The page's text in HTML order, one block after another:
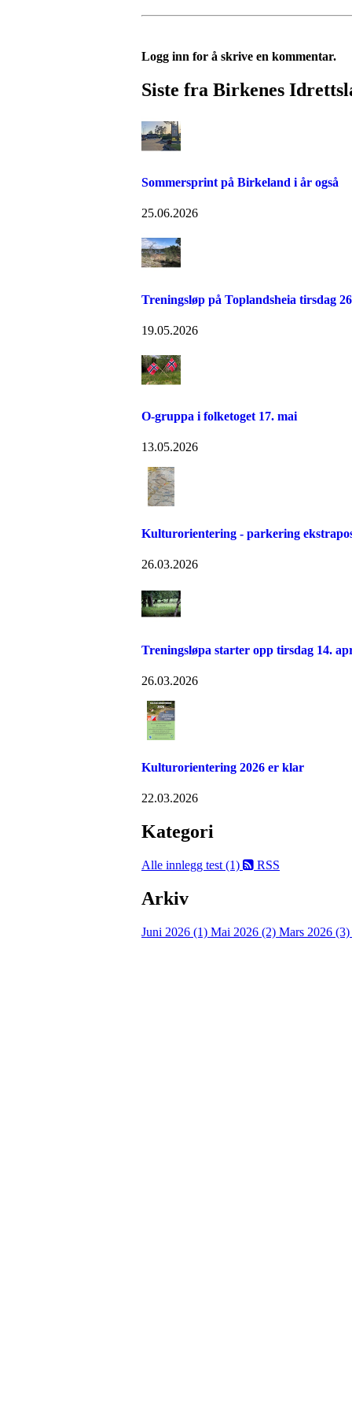
Logg inn for å skrive en kommentar.
Siste fra Birkenes
Sommersprint på Birkeland i år også
25.06.2026
Treningsløp på Toplandsheia tirsdag
19.05.2026
O-gruppa i folketoget 17. mai
13.05.2026
Kulturorientering - parkering
26.03.2026
Treningsløpa starter opp tirsdag 14.
26.03.2026
Kulturorientering 2026 er klar
22.03.2026
Kategori
Alle innlegg test (1) RSS
Arkiv
Juni 2026 (1) Mai 2026 (2) Mars 2026 (3)